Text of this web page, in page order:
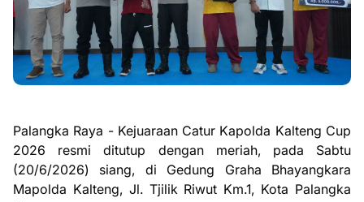
Palangka Raya - Kejuaraan Catur Kapolda Kalteng Cup
2026 resmi ditutup dengan meriah, pada Sabtu
(20/6/2026) siang, di Gedung Graha Bhayangkara
Mapolda Kalteng, Jl. Tjilik Riwut Km.1, Kota Palangka